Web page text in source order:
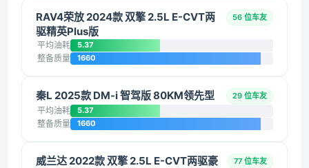
RAV4荣放 2024款 双擎 2.5L E-CVT两
驱精英Plus版
56 位车友
平均油耗 5.37
整备质量 1660
秦L 2025款 DM-i 智驾版 80KM领先型 29 位车友
平均油耗 5.37
整备质量 1660
威兰达 2022款 双擎 2.5L E-CVT两驱豪
77 位车友